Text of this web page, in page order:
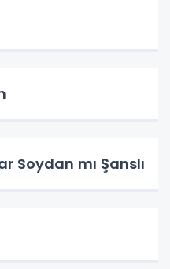
Soydan mı Şanslı